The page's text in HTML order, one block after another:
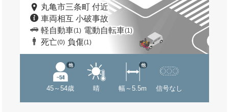
丸亀市三条町 付近
車両相互 小破事故
軽自動車(1) 電動自転車(1)
死亡(0) 負傷(1)
45～54歳
他
晴 幅～5.5m
他
信号なし